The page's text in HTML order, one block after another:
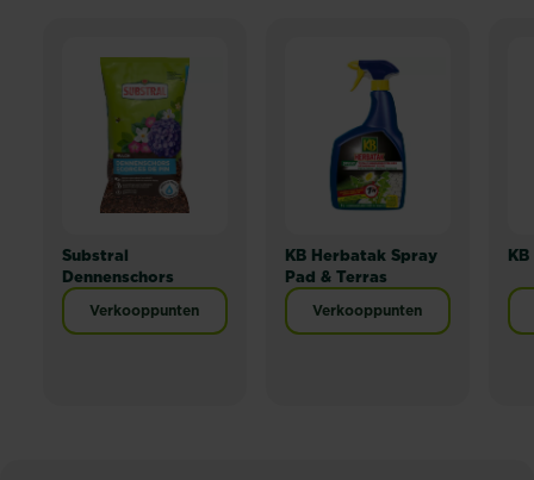
Substral
Dennenschors
Verkooppunten
KB Herbatak Spray
Pad & Terras
Verkooppunten